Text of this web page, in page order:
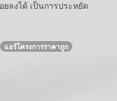
ลงได้ เป็นการประหยัด
แอร์โครงการราคาถูก